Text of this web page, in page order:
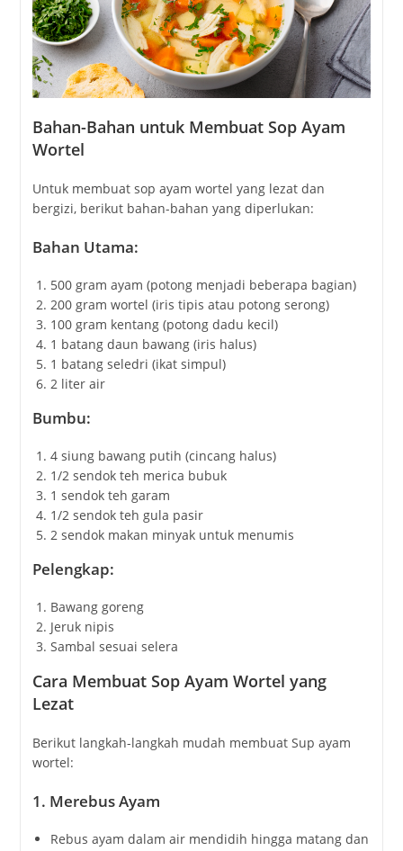
Bahan-Bahan untuk Membuat Sop Ayam
Wortel
Untuk membuat sop ayam wortel yang lezat dan
bergizi, berikut bahan-bahan yang diperlukan:
Bahan Utama:
500 gram ayam (potong menjadi beberapa bagian)
200 gram wortel (iris tipis atau potong serong)
100 gram kentang (potong dadu kecil)
1 batang daun bawang (iris halus)
1 batang seledri (ikat simpul)
2 liter air
Bumbu:
4 siung bawang putih (cincang halus)
1/2 sendok teh merica bubuk
1 sendok teh garam
1/2 sendok teh gula pasir
2 sendok makan minyak untuk menumis
Pelengkap:
Bawang goreng
Jeruk nipis
Sambal sesuai selera
Cara Membuat Sop Ayam Wortel yang
Lezat
Berikut langkah-langkah mudah membuat Sup ayam
wortel:
1. Merebus Ayam
Rebus ayam dalam air mendidih hingga matang dan